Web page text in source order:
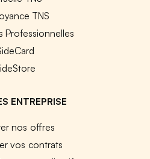
TNS
Professionnelles
ENTREPRISE
nos offres
vos contrats